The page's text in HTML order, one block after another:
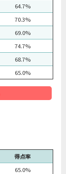
64.7%
70.3%
69.0%
74.7%
68.7%
65.0%
得点率
65.0%